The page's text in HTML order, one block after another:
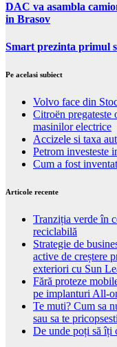
DAC va asambla
in Brasov
Smart prezinta primul
Pe acelasi subiect
Volvo face din
Citroën
masinilor electrice
Accizele si taxa
Petrom investeste
Cum a fost
Articole recente
Tranziția verde în
reciclabilă
Strategie de
active de creștere
exteriori cu Sun
Fără proteze
pe implanturi All-
Te muti? Cum sa
sau sa te
De unde poți să îți